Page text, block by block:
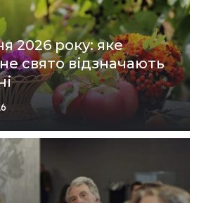
2026 року: яке
свято відзначають